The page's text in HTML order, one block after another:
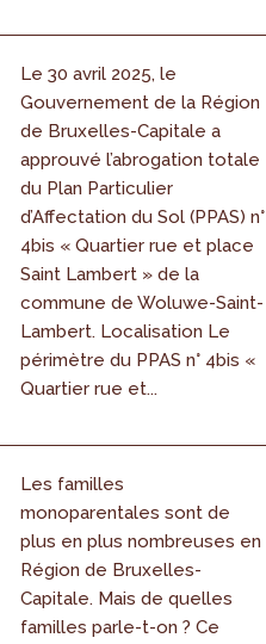
Le 30 avril 2025, le
Gouvernement de la Région
de Bruxelles-Capitale a
approuvé l’abrogation totale
du Plan Particulier
d’Affectation du Sol (PPAS) n°
4bis « Quartier rue et place
Saint Lambert » de la
commune de Woluwe-Saint-
Lambert. Localisation Le
périmètre du PPAS n° 4bis «
Quartier rue et...
Les familles
monoparentales sont de
plus en plus nombreuses en
Région de Bruxelles-
Capitale. Mais de quelles
familles parle-t-on ? Ce